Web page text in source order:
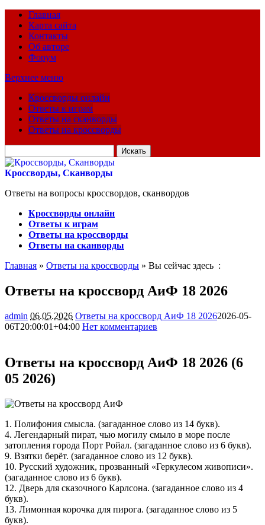
Главная
Карта сайта
Контакты
Об авторе
Форум
Верхнее меню
Кроссворды онлайн
Ответы к играм
Ответы на сканворды
Ответы на кроссворды
для:
Кроссворды, Сканворды
Ответы на вопросы кроссвордов, сканвордов
Кроссворды онлайн
Ответы к играм
Ответы на кроссворды
Ответы на сканворды
Главная » Ответы на кроссворды » Вы сейчас здесь :
Ответы на кроссворд АиФ 18 2026
admin 06.05.2026 Ответы на кроссворд АиФ 18 20262026-05-
06T20:00:01+04:00 Нет комментариев
Ответы на кроссворд АиФ 18 2026 (6
05 2026)
1. Полифония смысла. (загаданное слово из 14 букв).
4. Легендарный пират, чью могилу смыло в море после
затопления города Порт Ройал. (загаданное слово из 6 букв).
9. Взятки берёт. (загаданное слово из 12 букв).
10. Русский художник, прозванный «Геркулесом живописи».
(загаданное слово из 6 букв).
12. Дверь для сказочного Карлсона. (загаданное слово из 4
букв).
13. Лимонная корочка для пирога. (загаданное слово из 5
букв).